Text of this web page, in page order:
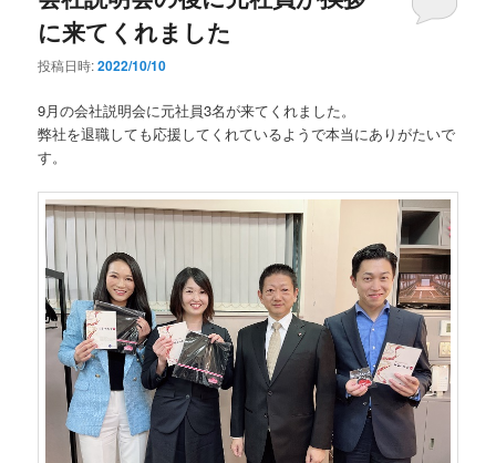
に来てくれました
投稿日時:2022/10/10
9月の会社説明会に元社員3名が来てくれました。
弊社を退職しても応援してくれているようで本当にありがたいで
す。